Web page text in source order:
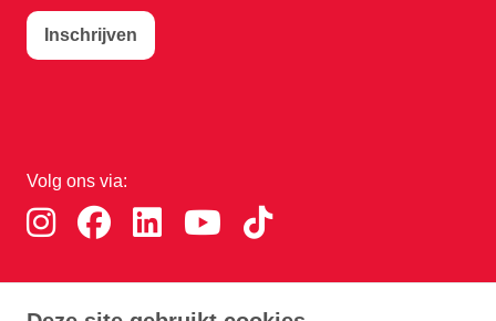
Inschrijven
Volg ons via:
Download de RTHA app: